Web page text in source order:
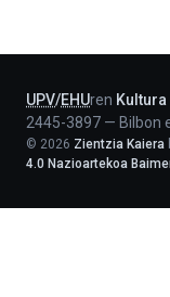
UPV/EHUren
2445-3897 — Bilbon
© 2026 Zientzia Kaiera
4.0 Nazioartekoa